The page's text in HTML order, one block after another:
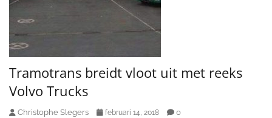
Tramotrans breidt vloot uit met reeks
Volvo Trucks
Christophe Slegers februari 14, 2018 0